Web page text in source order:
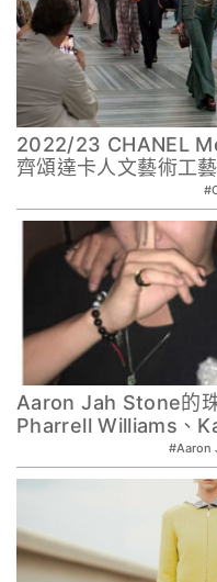
2022/23 CHANEL
齊頌達卡人文藝術工
Aaron Jah Stone的
Pharrell Williams、
#Aaron